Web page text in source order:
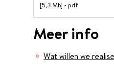
5,3 Mb pdf
Meer info
Wat willen we